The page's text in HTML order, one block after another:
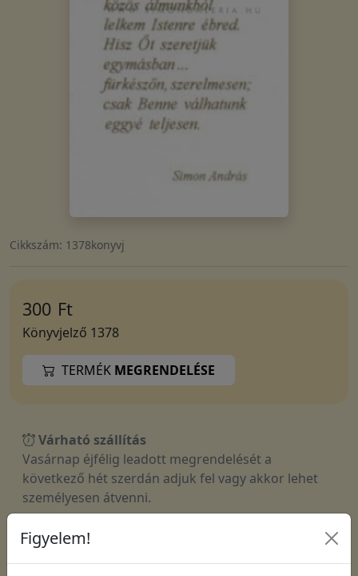
Cikkszám: 1378konyvj
300 Ft
Könyvjelző 1378
TERMÉK MEGRENDELÉSE
Várható szállítás
Vasárnap éjfélig leadott megrendelését a
következő hét szerdán adjuk fel vagy akkor lehet
személyesen átvenni.
Felhívjuk figyelmüket, hogy a nyári időszakban
Figyelem!